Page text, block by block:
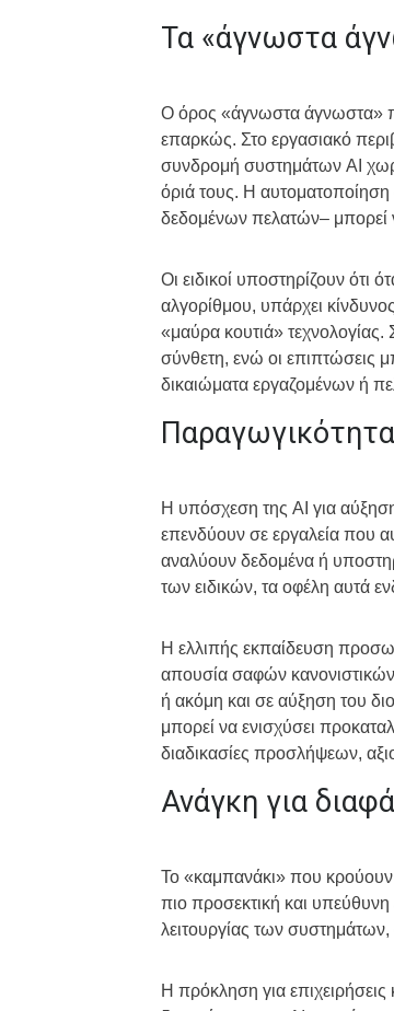
Τα «άγνωστα
Ο όρος «άγνωστα άγνωστα»
επαρκώς. Στο εργασιακό
συνδρομή συστημάτων AI
όριά τους. Η
δεδομένων πελατών– μπορεί
Οι ειδικοί υποστηρίζουν ότι
αλγορίθμου, υπάρχει
«μαύρα κουτιά»
σύνθετη, ενώ οι επιπτώσεις
δικαιώματα εργαζομένων ή
Η υπόσχεση της AI για
επενδύουν σε εργαλεία που
αναλύουν δεδομένα ή
των ειδικών, τα οφέλη αυτά
Η ελλιπής εκπαίδευση
απουσία σαφών
ή ακόμη και σε αύξηση του
μπορεί να ενισχύσει
διαδικασίες προσλήψεων,
Ανάγκη για
Το «καμπανάκι» που κρούουν
πιο προσεκτική και
λειτουργίας των
Η πρόκληση για επιχειρήσεις